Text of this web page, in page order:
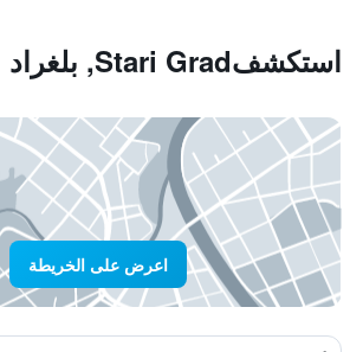
استكشفStari Grad, بلغراد
اعرض على الخريطة